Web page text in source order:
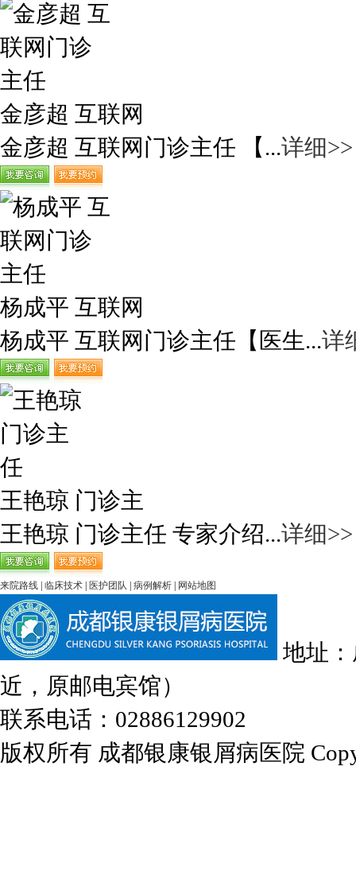
金彦超 互联网
金彦超 互联网门诊主任 【...详细>>
杨成平 互联网
杨成平 互联网门诊主任【医生...详
王艳琼 门诊主
王艳琼 门诊主任 专家介绍...详细>>
来院路线 临床技术 医护团队 病例解析 网站地图
地址
近，原邮电宾馆）
联系电话：02886129902
版权所有 成都银康银屑病医院